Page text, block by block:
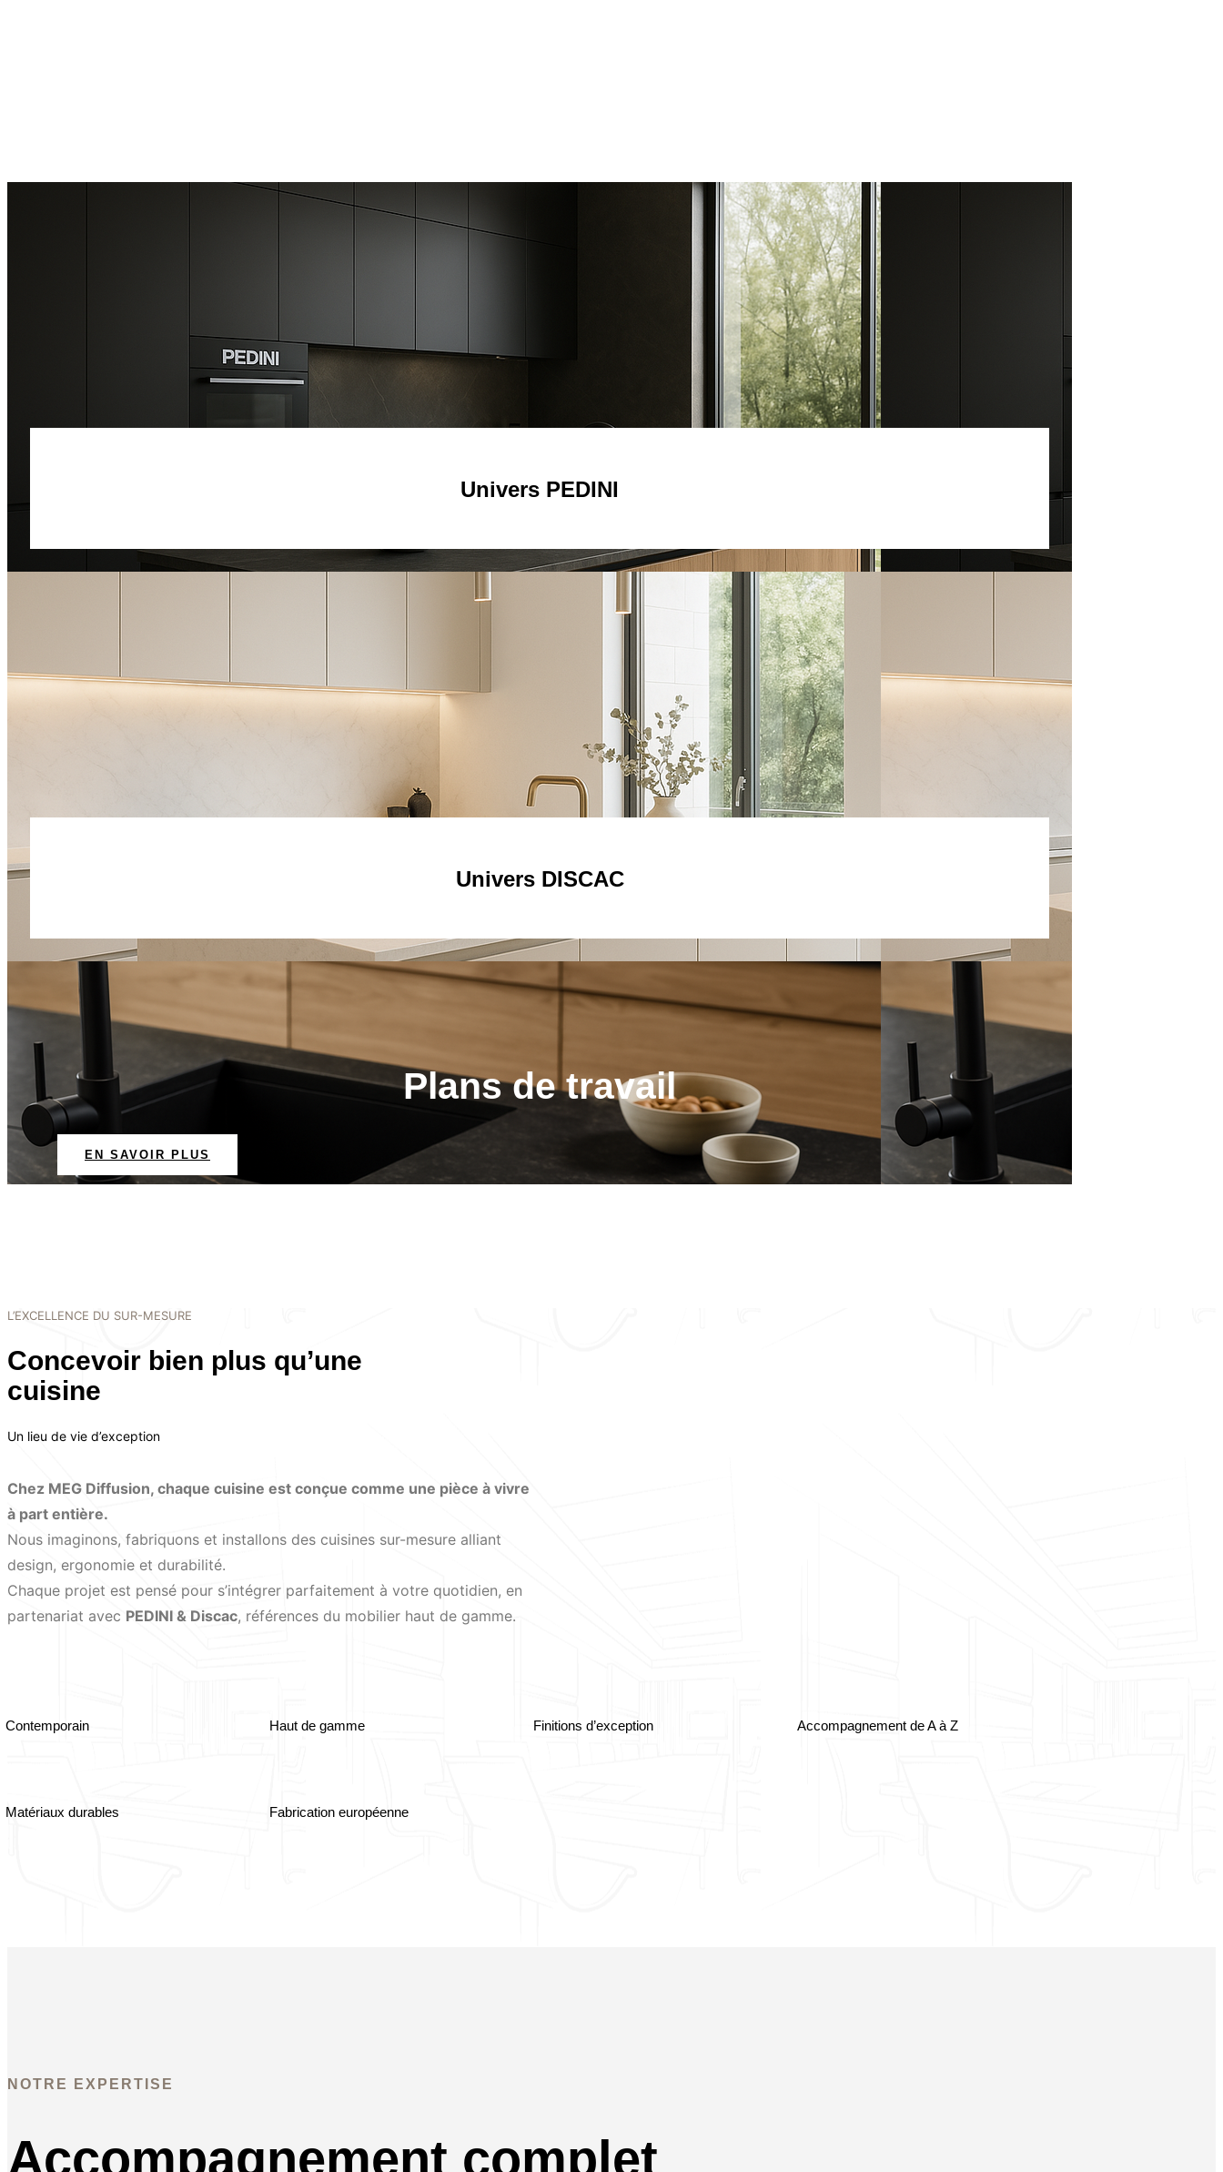
Univers PEDINI
Univers DISCAC
Plans de travail
EN SAVOIR PLUS
L’EXCELLENCE DU SUR-MESURE
Concevoir bien plus qu’une
cuisine
Un lieu de vie d’exception
Chez MEG Diffusion, chaque cuisine est conçue comme une pièce à vivre
à part entière.
Nous imaginons, fabriquons et installons des cuisines sur-mesure alliant
design, ergonomie et durabilité.
Chaque projet est pensé pour s’intégrer parfaitement à votre quotidien, en
partenariat avec PEDINI & Discac, références du mobilier haut de gamme.
Contemporain Haut de gamme Finitions d’exception Accompagnement de A à Z
Matériaux durables Fabrication européenne
NOTRE EXPERTISE
Accompagnement complet